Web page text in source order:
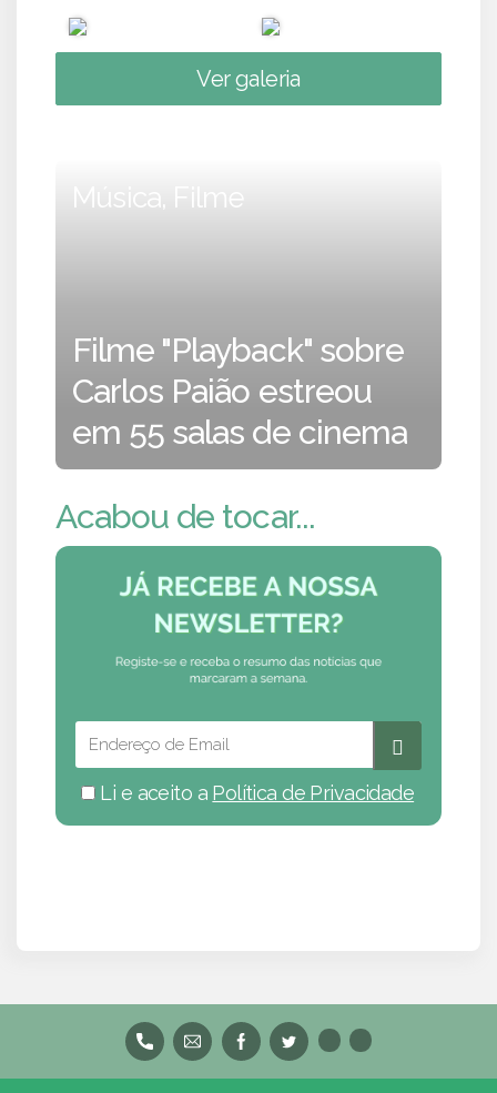
Ver galeria
Música, Filme
Filme "Playback" sobre
Carlos Paião estreou
em 55 salas de cinema
Acabou de tocar...
Li e aceito a Política de Privacidade